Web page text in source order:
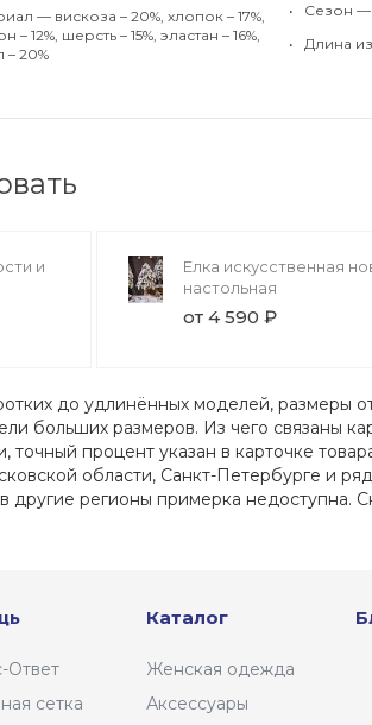
— вискоза – 20%, хлопок – 17%,
– 12%, шерсть – 15%, эластан – 16%,
– 20%
•
Сезон —
•
Длина
и
Елка искусственная
настольная
от 4 590 ₽
до удлинённых моделей, размеры
больших размеров. Из чего связаны
точный процент указан в карточке
области, Санкт-Петербурге и
другие регионы примерка недоступна.
Ответ
сетка
Каталог
Женская одежда
Аксессуары